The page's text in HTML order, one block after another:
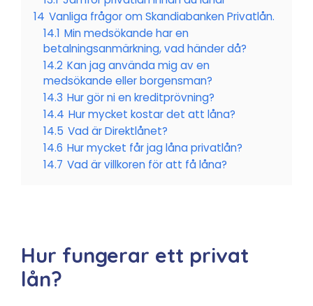
14 Vanliga frågor om Skandiabanken Privatlån.
14.1 Min medsökande har en
betalningsanmärkning, vad händer då?
14.2 Kan jag använda mig av en
medsökande eller borgensman?
14.3 Hur gör ni en kreditprövning?
14.4 Hur mycket kostar det att låna?
14.5 Vad är Direktlånet?
14.6 Hur mycket får jag låna privatlån?
14.7 Vad är villkoren för att få låna?
Hur fungerar ett privat
lån?